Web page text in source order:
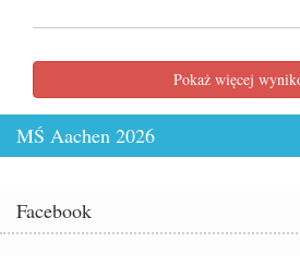
Pokaż więcej
MŚ Aachen 2026
Facebook